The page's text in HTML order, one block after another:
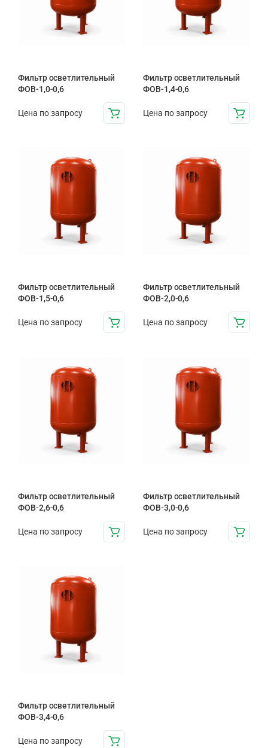
Фильтр осветлительный
ФОВ-1,0-0,6
Цена по запросу
Фильтр осветлительный
ФОВ-1,4-0,6
Цена по запросу
Фильтр осветлительный
ФОВ-1,5-0,6
Цена по запросу
Фильтр осветлительный
ФОВ-2,0-0,6
Цена по запросу
Фильтр осветлительный
ФОВ-2,6-0,6
Цена по запросу
Фильтр осветлительный
ФОВ-3,0-0,6
Цена по запросу
Фильтр осветлительный
ФОВ-3,4-0,6
Цена по запросу